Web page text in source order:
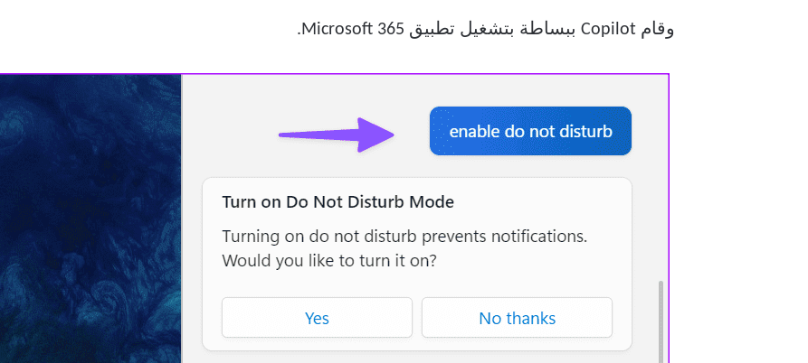
وقام Copilot ببساطة بتشغيل تطبيق Microsoft 365.